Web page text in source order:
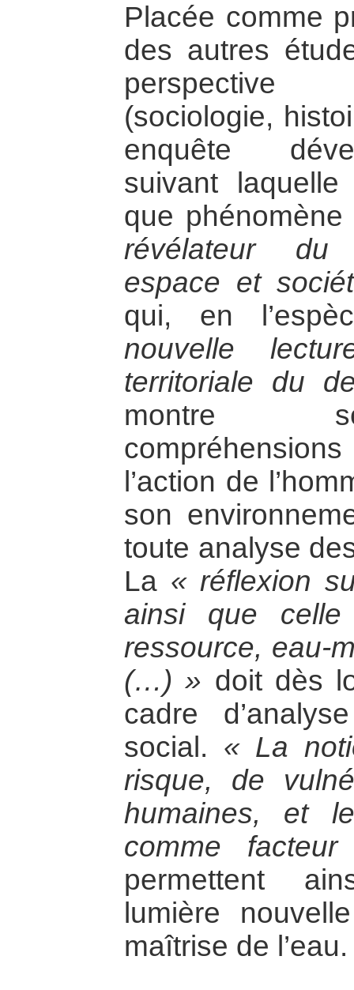
Placée comme
des autres
perspective
(sociologie,
enquête
suivant laquelle
que
révélateur du
espace et
qui, en
nouvelle
territoriale du
montre
l’action de
son
toute analyse
La « réflexion
ainsi que
ressource, eau-
(…) » doit dès
cadre
social. « La
risque, de
humaines, et
comme
permettent
lumière
maîtrise de l’eau.